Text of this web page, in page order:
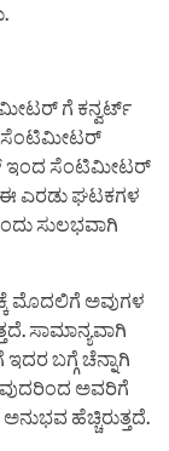
ಗೆ ಕನ್ವರ್ಟ್
ಸೆಂಟಿಮೀಟರ್
ಇಂದ ಸೆಂಟಿಮೀಟರ್
ಎರಡು ಘಟಕಗಳ
ಸುಲಭವಾಗಿ
ಮೊದಲಿಗೆ ಅವುಗಳ
ಸಾಮಾನ್ಯವಾಗಿ
ಬಗ್ಗೆ ಚೆನ್ನಾಗಿ
ಅವರಿಗೆ
ಹೆಚ್ಚಿರುತ್ತದೆ.